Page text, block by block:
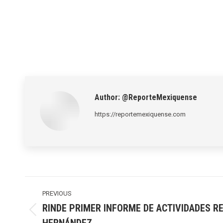
Author: @ReporteMexiquense
https://reportemexiquense.com
navigation
PREVIOUS
Previous
RINDE PRIMER INFORME DE ACTIVIDADES